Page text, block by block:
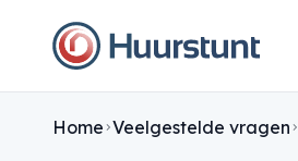
Home Veelgestelde vragen